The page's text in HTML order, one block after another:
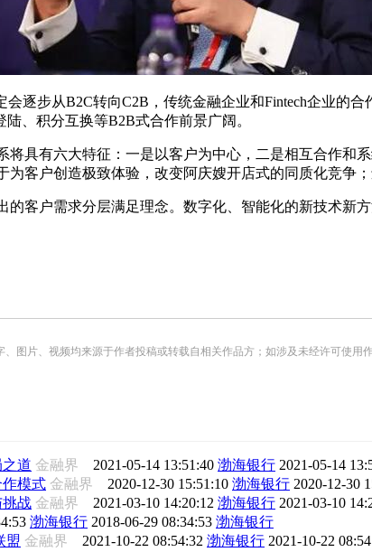
步从B2C转向C2B，传统金融企业和Fintech企业的合
、积分互换等B2B式合作前景广阔。
有六大特征：一是以客户为中心，二是相互合作和
客户创造极致体验，改变阿庆嫂开店式的同质化竞争
户需求分层满足理念。数字化、智能化的新技术新
图片、视频均来源于作者投稿或转载自相关作品方；如涉及未经许可使用
道 金融界 2021-05-14 13:51:40 渤海银行 2021-05-14
模式 金融界 2020-12-30 15:51:10 渤海银行 2020-12-30
战 金融界 2021-03-10 14:20:12 渤海银行 2021-03-10
渤海银行 2018-06-29 08:34:53 渤海银行
盟 金融界 2021-10-22 08:54:32 渤海银行 2021-10-22